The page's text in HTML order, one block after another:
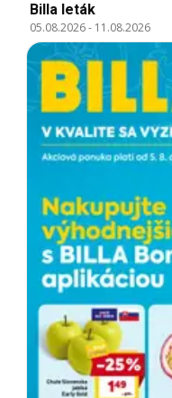
Billa leták
05.08.2026- 11.08.2026